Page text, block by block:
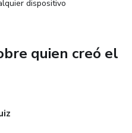
(texto, imagen, voz
en minutos, con un
dispositivo
quien creó el